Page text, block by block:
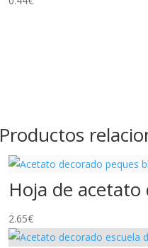
Productos
Hoja de acetato
2.65€